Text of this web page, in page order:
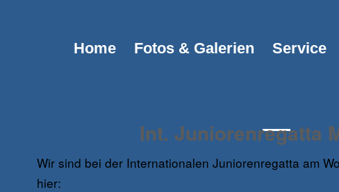
Home Fotos & Galerien Service
Int. Juniorenregatta
Wir sind bei der Internationalen Juniorenregatta am
hier: